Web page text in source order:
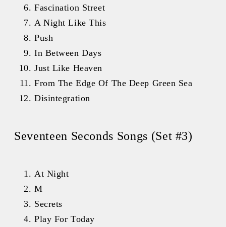
Fascination Street
A Night Like This
Push
In Between Days
Just Like Heaven
From The Edge Of The Deep Green Sea
Disintegration
Seventeen Seconds Songs (Set #3)
At Night
M
Secrets
Play For Today